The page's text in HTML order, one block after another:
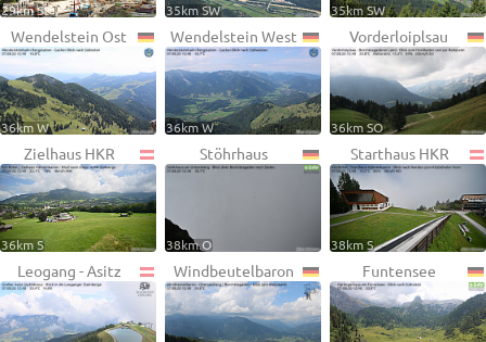
29km S 35km SW 35km SW
Wendelstein Ost
36km W
Wendelstein West
36km W
Vorderloiplsau
36km SO
Zielhaus HKR
36km S
Stöhrhaus
38km O
Starthaus HKR
38km S
Leogang - Asitz Windbeutelbaron Funtensee